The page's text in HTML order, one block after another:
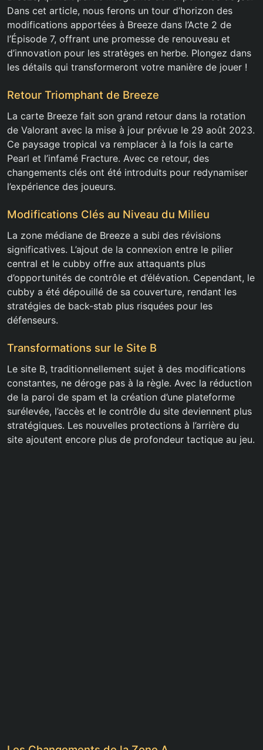
Dans cet article, nous ferons un tour d’horizon des
modifications apportées à Breeze dans l’Acte 2 de
l’Épisode 7, offrant une promesse de renouveau et
d’innovation pour les stratèges en herbe. Plongez dans
les détails qui transformeront votre manière de jouer !
Retour Triomphant de Breeze
La carte Breeze fait son grand retour dans la rotation
de Valorant avec la mise à jour prévue le 29 août 2023.
Ce paysage tropical va remplacer à la fois la carte
Pearl et l’infamé Fracture. Avec ce retour, des
changements clés ont été introduits pour redynamiser
l’expérience des joueurs.
Modifications Clés au Niveau du Milieu
La zone médiane de Breeze a subi des révisions
significatives. L’ajout de la connexion entre le pilier
central et le cubby offre aux attaquants plus
d’opportunités de contrôle et d’élévation. Cependant, le
cubby a été dépouillé de sa couverture, rendant les
stratégies de back-stab plus risquées pour les
défenseurs.
Transformations sur le Site B
Le site B, traditionnellement sujet à des modifications
constantes, ne déroge pas à la règle. Avec la réduction
de la paroi de spam et la création d’une plateforme
surélevée, l’accès et le contrôle du site deviennent plus
stratégiques. Les nouvelles protections à l’arrière du
site ajoutent encore plus de profondeur tactique au jeu.